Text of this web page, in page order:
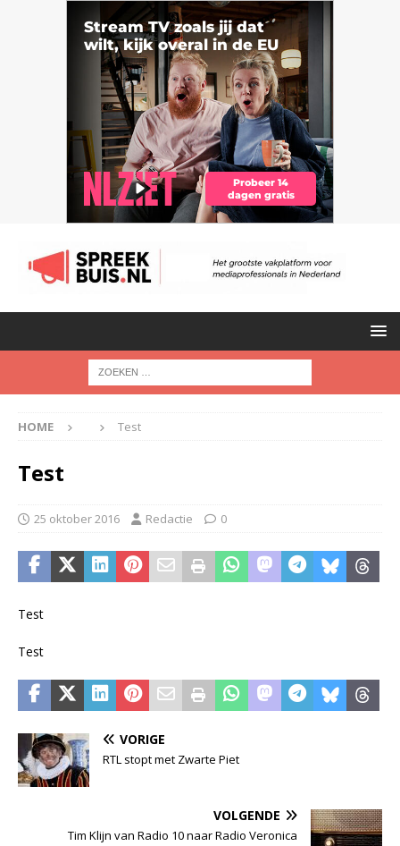
HOME Test
Test
25 oktober 2016 Redactie 0
Test
Test
VORIGE
RTL stopt met Zwarte Piet
VOLGENDE
Tim Klijn van Radio 10 naar Radio Veronica